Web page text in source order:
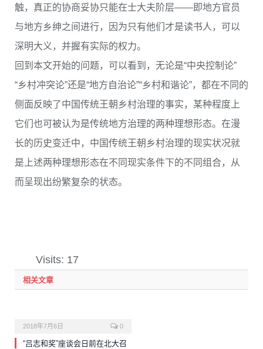
触，真正的协商妥协只能在士大夫阶层——即地方官员
与地方乡绅之间进行，因为只有他们才是读书人，可以
深明大义，并握有实际的权力。
回到本文开始的问题，可以看到，无论是“中央控制论”
“乡村冲突论”还是“地方自治论”“乡村和谐论”，都在不同的
侧面反映了中国传统王朝乡村治理的事实，某种程度上
它们也可被认为是传统地方治理的两种理想形态。在漫
长的历史变迁中，中国传统王朝乡村治理的现实状况就
是上述两种理想形态在不同现实条件下的不同组合，从
而呈现出纷繁复杂的状态。
Visits: 17
相关文章
2018年7月6日 0
“吕志和奖”座谈会日前在北大召